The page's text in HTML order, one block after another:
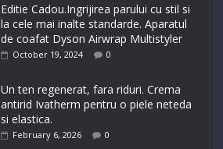
Editie Cadou.Ingrijirea parului cu stil si
la cele mai inalte standarde. Aparatul
de coafat Dyson Airwrap Multistyler
October 19, 2024 0
Un ten regenerat, fara riduri. Crema
antirid Ivatherm pentru o piele neteda
si elastica.
February 6, 2026 0